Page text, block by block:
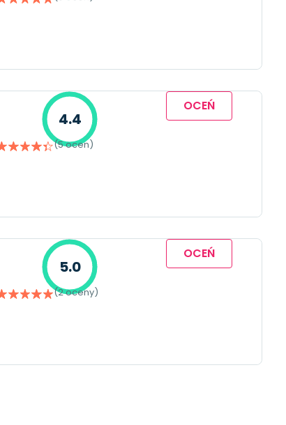
4.4
(5 ocen)
OCEŃ
5.0
(2 oceny)
OCEŃ